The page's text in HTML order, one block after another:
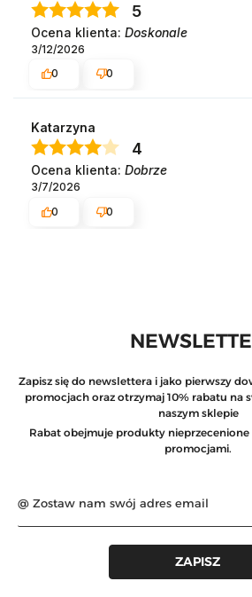
5
Ocena klienta: Doskonale
3/12/2026
0
0
Katarzyna
4
Ocena klienta: Dobrze
3/7/2026
0
0
Zapisz się do newslettera i jako pierwszy
promocjach oraz otrzymaj 10% rabatu na
naszym sklepie
Rabat obejmuje produkty nieprzecenione
promocjami.